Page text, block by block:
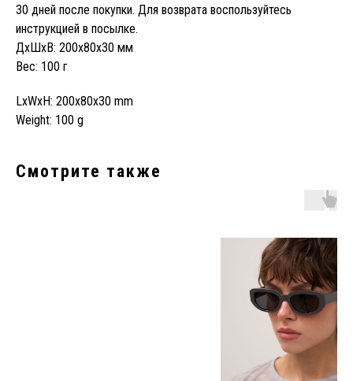
30 дней после покупки. Для возврата воспользуйтесь
инструкцией в посылке.
ДxШxВ: 200x80x30 мм
Вес: 100 г
LxWxH: 200x80x30 mm
Weight: 100 g
Смотрите также